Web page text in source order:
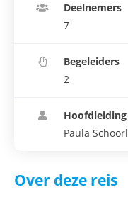
Deelnemers
7
Begeleiders
2
Hoofdleiding
Paula Schoorl
Over deze reis